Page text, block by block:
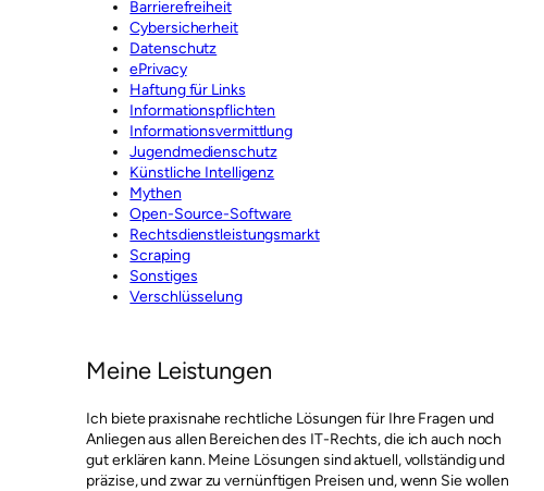
Barrierefreiheit
Cybersicherheit
Datenschutz
ePrivacy
Haftung für Links
Informationspflichten
Informationsvermittlung
Jugendmedienschutz
Künstliche Intelligenz
Mythen
Open-Source-Software
Rechtsdienstleistungsmarkt
Scraping
Sonstiges
Verschlüsselung
Meine Leistungen
Ich biete praxisnahe rechtliche Lösungen für Ihre Fragen und
Anliegen aus allen Bereichen des IT-Rechts, die ich auch noch
gut erklären kann. Meine Lösungen sind aktuell, vollständig und
präzise, und zwar zu vernünftigen Preisen und, wenn Sie wollen